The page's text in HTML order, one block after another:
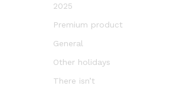
2025
Premium product
General
Other holidays
There isn’t